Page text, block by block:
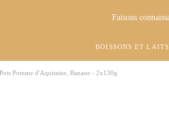
Faisons
BOISSONS ET
Pots Pomme d'Aquitaine, Banane - 2x130g